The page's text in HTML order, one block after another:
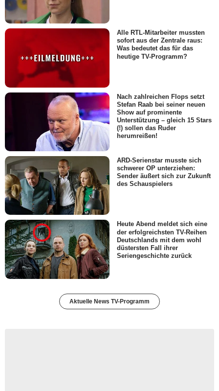
Alle RTL-Mitarbeiter mussten
sofort aus der Zentrale raus:
Was bedeutet das für das
heutige TV-Programm?
Nach zahlreichen Flops setzt
Stefan Raab bei seiner neuen
Show auf prominente
Unterstützung – gleich 15 Stars
(!) sollen das Ruder
herumreißen!
ARD-Serienstar musste sich
schwerer OP unterziehen:
Sender äußert sich zur Zukunft
des Schauspielers
Heute Abend meldet sich eine
der erfolgreichsten TV-Reihen
Deutschlands mit dem wohl
düstersten Fall ihrer
Seriengeschichte zurück
Aktuelle News TV-Programm